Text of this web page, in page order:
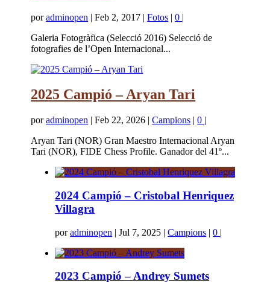
poradminopen |Feb 2, 2017 |Fotos |0 |
Galeria Fotogràfica (Selecció 2016) Selecció de
fotografies de l’Open Internacional...
2025 Campió – Aryan Tari
poradminopen |Feb 22, 2026 |Campions |0 |
Aryan Tari (NOR) Gran Maestro Internacional Aryan
Tari (NOR), FIDE Chess Profile. Ganador del 41º...
2024 Campió – Cristobal Henriquez
Villagra
poradminopen |Jul 7, 2025 |Campions |0 |
2023 Campió – Andrey Sumets